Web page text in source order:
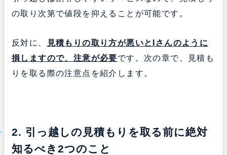
の取り次第で値段を抑えることが可能です。
反対に、
見積もりの取り方が悪いとIさんのように
損しますので、注意が必要です。次の章で、見積も
りを取る際の注意点を紹介します。
2. 引っ越しの見積もりを取る前に絶対
知るべき2つのこと